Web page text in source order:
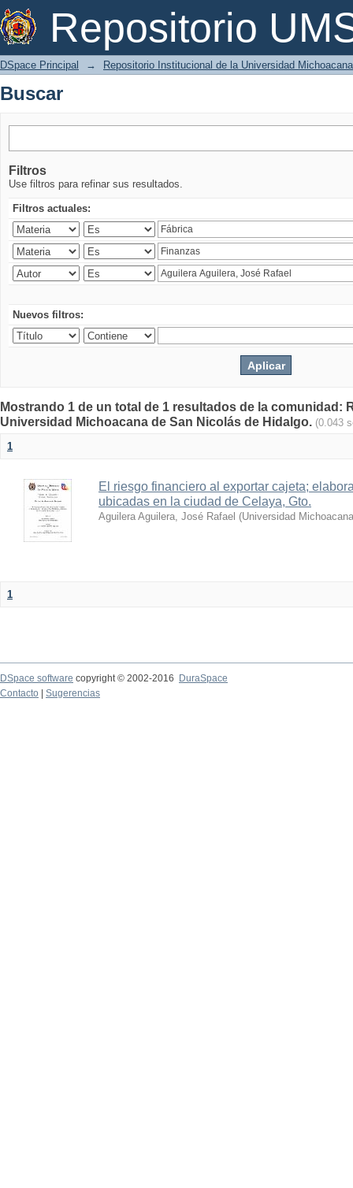
Repositorio
Buscar
DSpace Principal → Repositorio Institucional de la Universidad
Buscar
Filtros
Use filtros para refinar sus resultados.
Filtros actuales:
Nuevos filtros:
Mostrando 1 de un total de 1 resultados de la comunidad:
Universidad Michoacana de San Nicolás de Hidalgo. (0.043
1
El riesgo financiero al exportar cajeta;
ubicadas en la ciudad de Celaya, Gto.
Aguilera Aguilera, José Rafael (Universidad
1
DSpace software copyright © 2002-2016
DuraSpace
Contacto
Sugerencias